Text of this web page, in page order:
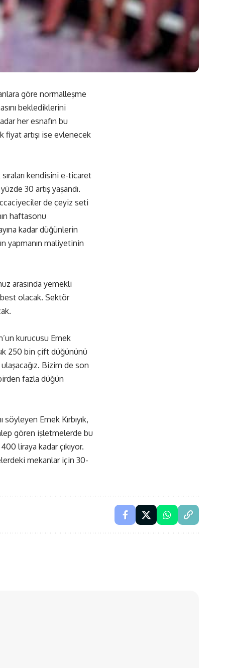
göre normalleşme
beklediklerini
her esnafın bu
artışı ise evlenecek
kendisini e-ticaret
30 artış yaşandı.
de çeyiz seti
haftasonu
kadar düğünlerin
yapmanın maliyetinin
arasında yemekli
olacak. Sektör
kurucusu Emek
250 bin çift düğününü
Bizim de son
fazla düğün
Emek Kırbıyık,
gören işletmelerde bu
liraya kadar çıkıyor.
mekanlar için 30-